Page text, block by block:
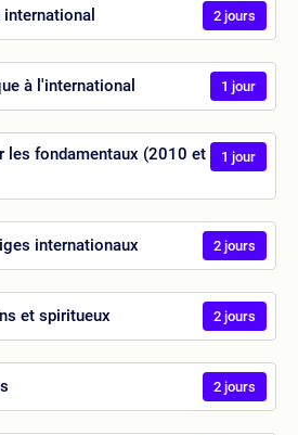
2 jours
à l'international 1 jour
les fondamentaux (2010 et
1 jour
internationaux 2 jours
et spiritueux 2 jours
2 jours